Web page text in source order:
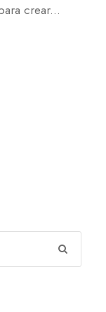
crear...